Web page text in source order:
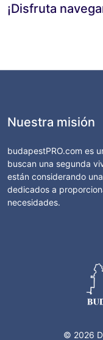
¡Disfruta
Nuestra misión
budapestPRO.com es
buscan una segunda
están considerando
dedicados a
necesidades.
© 2026